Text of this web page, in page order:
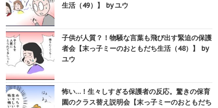
生活（49）】 by ユウ
子供が人質？！物騒な言葉も飛び出す緊迫の保護
者会【末っ子ミーのおともだち生活（48）】 by
ユウ
怖い…！生々しすぎる保護者の反応。驚きの保育
園のクラス替え説明会【末っ子ミーのおともだち